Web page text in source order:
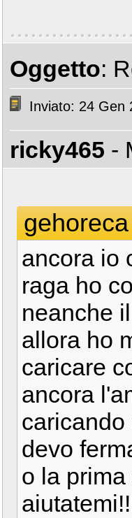
Oggetto:
Inviato: 24 Gen
ricky465 -
ancora io
raga ho
neanche
allora ho
caricare
ancora
caricando
devo
o la